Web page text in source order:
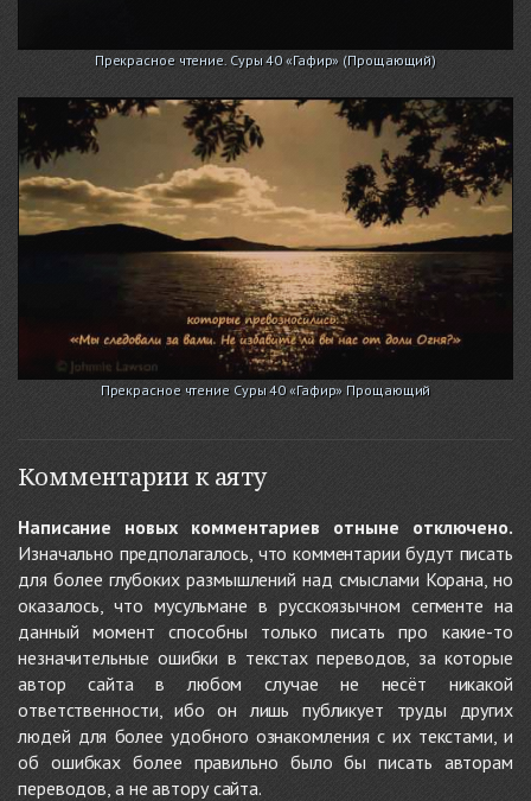
Прекрасное чтение. Суры 40 «Гафир» (Прощающий)
Прекрасное чтение Суры 40 «Гафир» Прощающий
Комментарии к аяту
Написание новых комментариев отныне отключено.
Изначально предполагалось, что комментарии будут писать
для более глубоких размышлений над смыслами Корана, но
оказалось, что мусульмане в русскоязычном сегменте на
данный момент способны только писать про какие-то
незначительные ошибки в текстах переводов, за которые
автор сайта в любом случае не несёт никакой
ответственности, ибо он лишь публикует труды других
людей для более удобного ознакомления с их текстами, и
об ошибках более правильно было бы писать авторам
переводов, а не автору сайта.